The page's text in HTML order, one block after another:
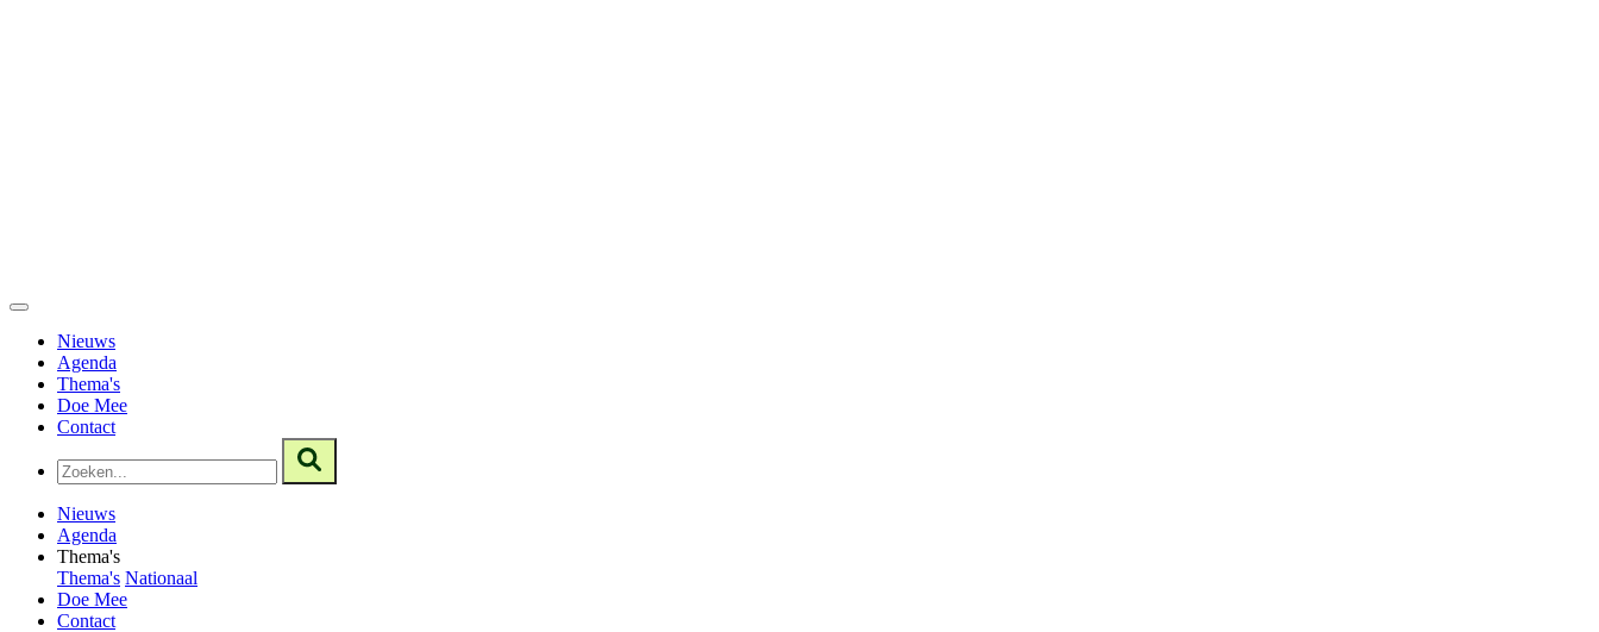
Nieuws
Agenda
Thema's
Doe Mee
Contact
Nieuws
Agenda
Thema's
Thema's Nationaal
Doe Mee
Contact